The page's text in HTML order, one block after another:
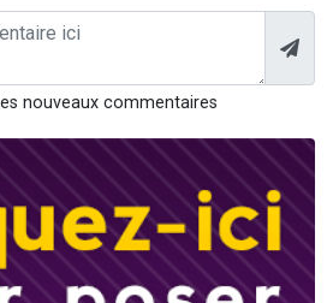
nouveaux commentaires